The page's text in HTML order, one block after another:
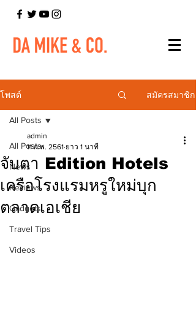
โพสต์ สมัครสมาชิก
All Posts
News
Reviews
Gadgets
Travel Tips
Videos
All Posts
จับตา Edition Hotels
เครือโรงแรมหรูใหม่บุก
ตลาดเอเชีย
admin
11 ก.พ. 2561 ยาว 1 นาที